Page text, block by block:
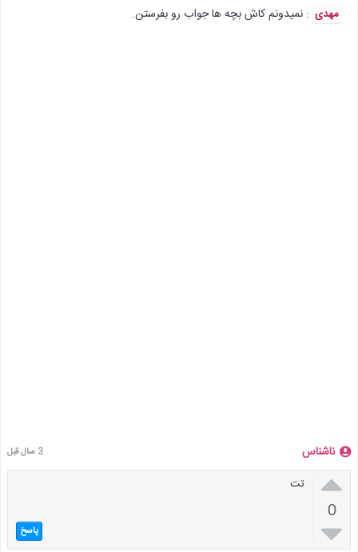
مهدی : نمیدونم کاش بچه ها جواب رو بفرستن.
ناشناس 3 سال قبل

0

تت
پاسخ